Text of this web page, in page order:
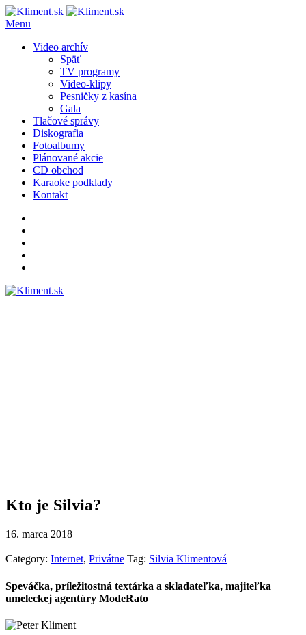
Menu
Video archív
Späť
TV programy
Video-klipy
Pesničky z kasína
Gala
Tlačové správy
Diskografia
Fotoalbumy
Plánované akcie
CD obchod
Karaoke podklady
Kontakt
Kto je Silvia?
16. marca 2018
Category: Internet, Privátne Tag: Silvia Klimentová
Speváčka, príležitostná textárka a skladateľka, majiteľka
umeleckej agentúry ModeRato